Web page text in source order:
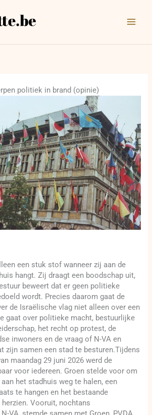
politiek in brand (opinie)
een stuk stof wanneer zij aan de
hangt. Zij draagt een boodschap uit,
beweert dat er geen politieke
wordt. Precies daarom gaat de
de Israëlische vlag niet alleen over een
gaat over politieke macht, bestuurlijke
het recht op protest, de
inwoners en de vraag of N-VA en
zijn samen een stad te besturen.Tijdens
maandag 29 juni 2026 werd de
voor iedereen. Groen stelde voor om
het stadhuis weg te halen, een
te hangen en het bestaande
Vooruit, nochtans